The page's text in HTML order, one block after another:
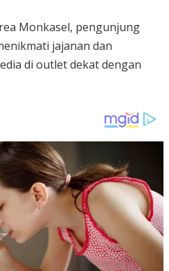
Monkasel, pengunjung
jajanan dan
di outlet dekat dengan